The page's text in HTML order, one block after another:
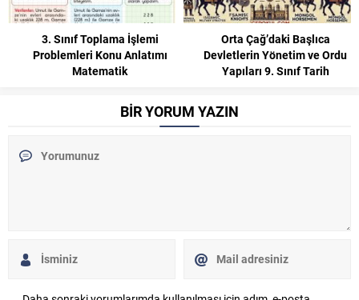
3. Sınıf Toplama İşlemi
Problemleri Konu Anlatımı
Matematik
Orta Çağ’daki Başlıca
Devletlerin Yönetim ve Ordu
Yapıları 9. Sınıf Tarih
BİR YORUM YAZIN